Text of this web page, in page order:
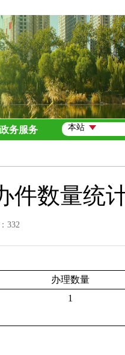
政务服务
件数量统
332
办理数量
1